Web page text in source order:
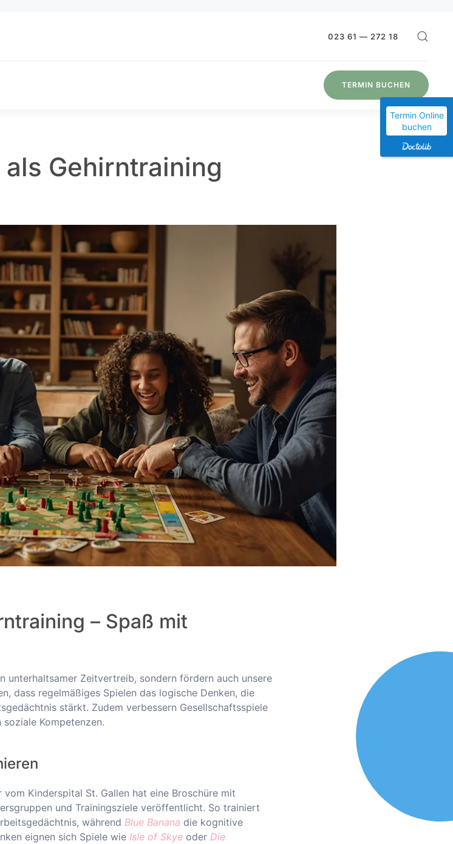
Termin Online
buchen
023 61 — 272 18
TERMIN BUCHEN
Gehirntraining
– Spaß mit
unterhaltsamer Zeitvertreib, sondern fördern auch unsere
dass regelmäßiges Spielen das logische Denken, die
stärkt. Zudem verbessern Gesellschaftsspiele
Kompetenzen.
Kinderspital St. Gallen hat eine Broschüre mit
und Trainingsziele veröffentlicht. So trainiert
während Blue Banana die kognitive
eignen sich Spiele wie Isle of Skye oder Die